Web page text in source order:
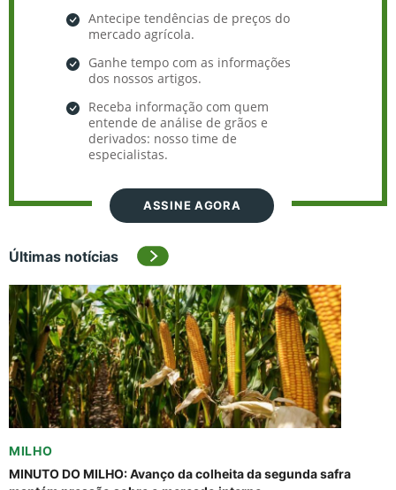
Antecipe tendências de preços do
mercado agrícola.
Ganhe tempo com as informações
dos nossos artigos.
Receba informação com quem
entende de análise de grãos e
derivados: nosso time de
especialistas.
ASSINE AGORA
Últimas notícias
MILHO
MINUTO DO MILHO: Avanço da colheita da segunda safra